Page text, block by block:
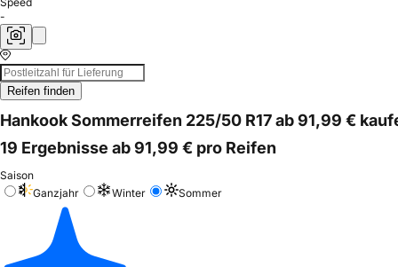
-
Reifen finden
Hankook Sommerreifen 225/50 R17 ab 91,99 €
19 Ergebnisse ab 91,99 € pro Reifen
Saison
Ganzjahr
Winter Sommer